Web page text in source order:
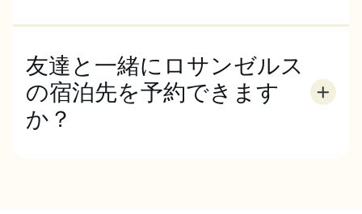
約する必要があります。通常、ECロサンゼルスのコ
友達と一緒にロサンゼルス
の宿泊先を予約できます
か？